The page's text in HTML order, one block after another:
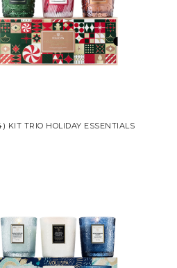
KIT TRIO HOLIDAY ESSENTIALS